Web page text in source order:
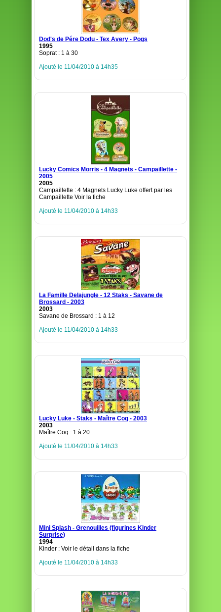
Dod's de Pére Dodu - Tex Avery - Pogs
1995
Soprat : 1 à 30
Ajouté le 11/04/2010 à 14h35
Lucky Comics Morris - 4 Magnets - Campaillette -
2005
2005
Campaillette : 4 Magnets Lucky Luke offert par les
Campaillette Voir la fiche
Ajouté le 11/04/2010 à 14h33
La Famille Delajungle - 12 Staks - Savane de
Brossard - 2003
2003
Savane de Brossard : 1 à 12
Ajouté le 11/04/2010 à 14h33
Lucky Luke - Staks - Maître Coq - 2003
2003
Maître Coq : 1 à 20
Ajouté le 11/04/2010 à 14h33
Mini Splash - Grenouilles (figurines Kinder
Surprise)
1994
Kinder : Voir le détail dans la fiche
Ajouté le 11/04/2010 à 14h33